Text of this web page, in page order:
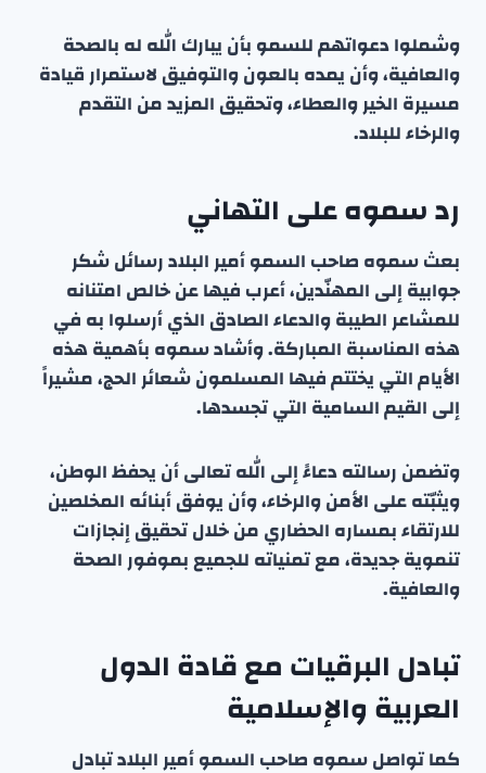
وشملوا دعواتهم للسمو بأن يبارك الله له بالصحة
والعافية، وأن يمده بالعون والتوفيق لاستمرار قيادة
مسيرة الخير والعطاء، وتحقيق المزيد من التقدم
والرخاء للبلاد.
رد سموه على التهاني
بعث سموه صاحب السمو أمير البلاد رسائل شكر
جوابية إلى المهنّدين، أعرب فيها عن خالص امتنانه
للمشاعر الطيبة والدعاء الصادق الذي أرسلوا به في
هذه المناسبة المباركة. وأشاد سموه بأهمية هذه
الأيام التي يختتم فيها المسلمون شعائر الحج، مشيراً
إلى القيم السامية التي تجسدها.
وتضمن رسالته دعاءً إلى الله تعالى أن يحفظ الوطن،
ويثبّته على الأمن والرخاء، وأن يوفق أبنائه المخلصين
للارتقاء بمساره الحضاري من خلال تحقيق إنجازات
تنموية جديدة، مع تمنياته للجميع بموفور الصحة
والعافية.
تبادل البرقيات مع قادة الدول
العربية والإسلامية
كما تواصل سموه صاحب السمو أمير البلاد تبادل